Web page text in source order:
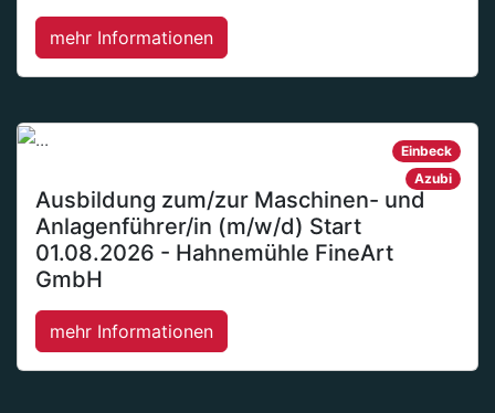
mehr Informationen
Ausbildung zum/zur Maschinen- und
Anlagenführer/in (m/w/d) Start
01.08.2026 - Hahnemühle FineArt
GmbH
Einbeck
Azubi
mehr Informationen